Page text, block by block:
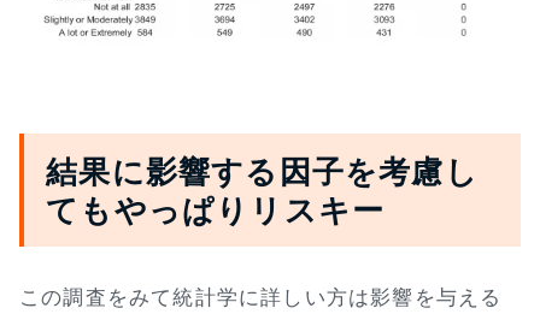
結果に影響する因子を考慮し
てもやっぱりリスキー
この調査をみて統計学に詳しい方は影響を与える